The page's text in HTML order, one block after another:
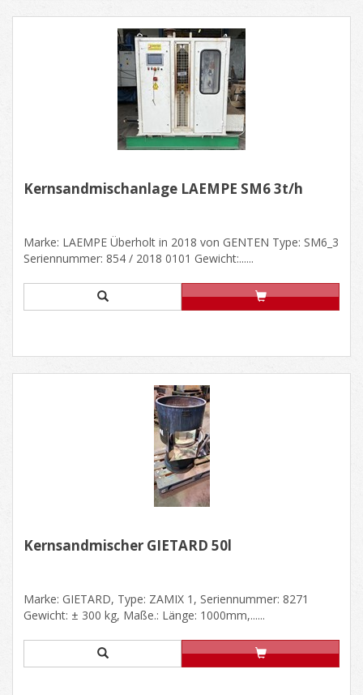
Kernsandmischanlage LAEMPE SM6 3t/h
Marke: LAEMPE Überholt in 2018 von GENTEN Type: SM6_3
Seriennummer: 854 / 2018 0101 Gewicht:......
Kernsandmischer GIETARD 50l
Marke: GIETARD, Type: ZAMIX 1, Seriennummer: 8271
Gewicht: ± 300 kg, Maße.: Länge: 1000mm,......